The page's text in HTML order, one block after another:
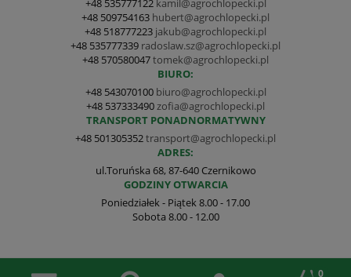
+48 509754163 hubert@agrochlopecki.pl
+48 518777223 jakub@agrochlopecki.pl
+48 535777339 radoslaw.sz@agrochlopecki.pl
+48 570580047tomek@agrochlopecki.pl
BIURO:
+48 543070100 biuro@agrochlopecki.pl
+48 537333490 zofia@agrochlopecki.pl
TRANSPORT PONADNORMATYWNY
+48 501305352transport@agrochlopecki.pl
ADRES:
ul.Toruńska 68, 87-640 Czernikowo
GODZINY OTWARCIA
Poniedziałek - Piątek 8.00 - 17.00
Sobota 8.00 - 12.00